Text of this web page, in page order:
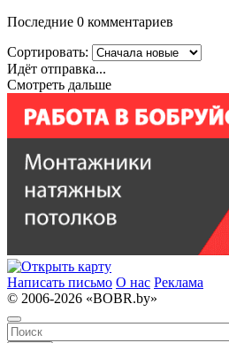
Последние 0 комментариев
Сортировать:
Идёт отправка...
Смотреть дальше
Написать письмо О нас Реклама
© 2006-2026 «BOBR.by»